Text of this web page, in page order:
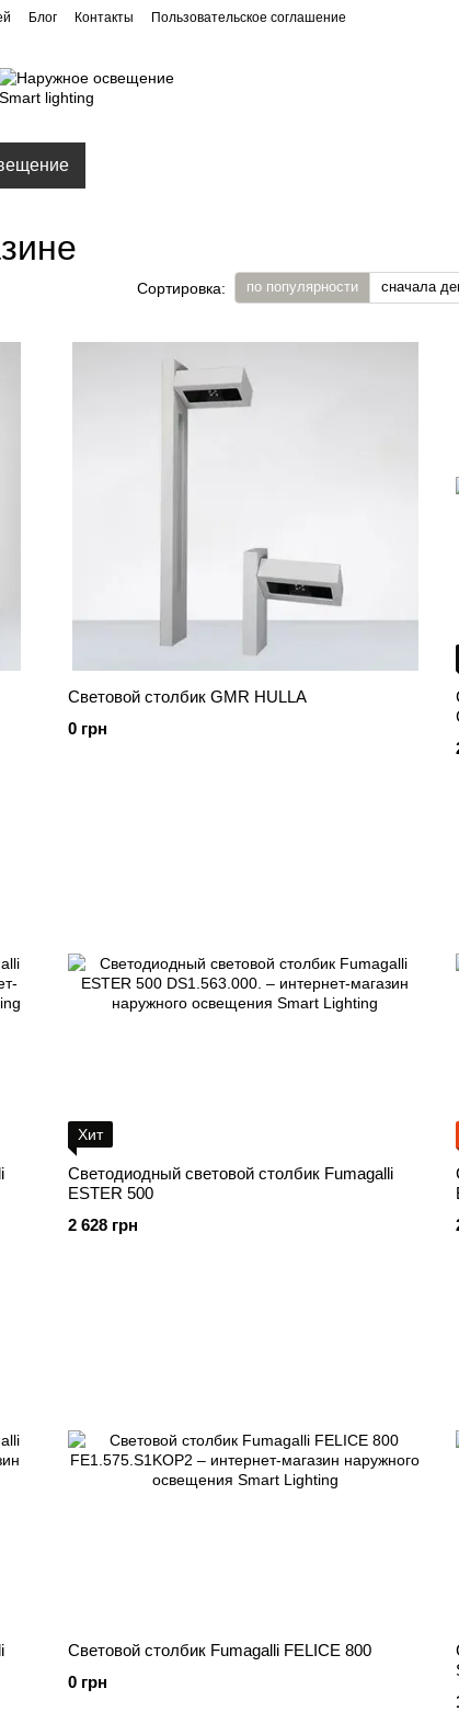
Блог Контакты
Пользовательское соглашение
Сортировка: по популярности сначала
Световой столбик GMR HULLA
0 грн
Хит
Светодиодный световой столбик Fumagalli
ESTER 500
2 628 грн
Световой столбик Fumagalli FELICE 800
0 грн